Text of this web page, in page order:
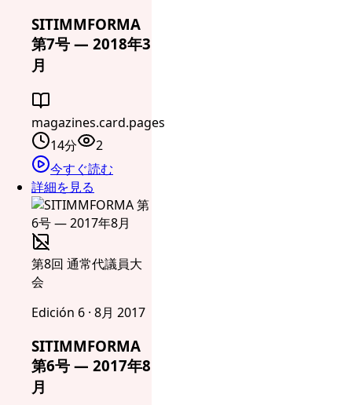
SITIMMFORMA
第7号 — 2018年3
月
magazines.card.pages
14分
2
今すぐ読む
詳細を見る
第8回 通常代議員大
会
Edición 6 · 8月 2017
SITIMMFORMA
第6号 — 2017年8
月